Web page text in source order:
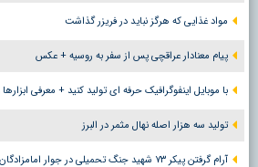
مواد غذایی که هرگز نباید در فریزر گذاشت
پیام معنادار عراقچی پس از سفر به روسیه + عکس
با موبایل اینفوگرافیک حرفه ای تولید کنید + معرفی
تولید سه هزار اصله نهال مثمر در البرز
آرام گرفتن پیکر ۷۳ شهید جنگ تحمیلی در جوار امامزادگان استان البرز